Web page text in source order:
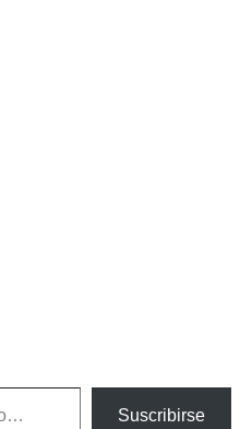
Suscribirse